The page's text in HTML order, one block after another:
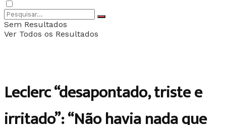
Sem Resultados
Ver Todos os Resultados
Leclerc “desapontado, triste e
irritado”: “Não havia nada que